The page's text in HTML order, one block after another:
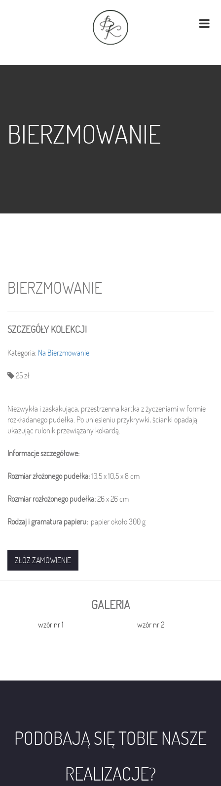
BIERZMOWANIE
BIERZMOWANIE
SZCZEGÓŁY KOLEKCJI
Kategoria: Na Bierzmowanie
25 zł
Niezwykła i zaskakująca, przestrzenna kartka z życzeniami w formie
rozkładanego pudełka. Po uniesieniu przykrywki, ścianki opadają
ukazując rulonik przewiązany kokardą.
Informacje szczegółowe:
Rozmiar złożonego pudełka:10,5 x 10,5 x 8 cm
Rozmiar rozłożonego pudełka:26 x 26cm
Rodzaj i gramatura papieru: papier około 300 g
ZŁÓŻ ZAMÓWIENIE
GALERIA
wzór nr 1 wzór nr 2
PODOBAJĄ SIĘ TOBIE NASZE
REALIZACJE?